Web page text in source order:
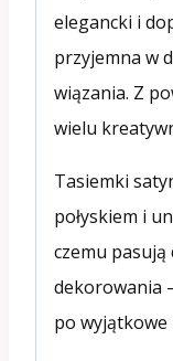
elegancki i
przyjemna w
wiązania. Z
wielu
Tasiemki
połyskiem i
czemu
dekorowania
po wyjątkowe